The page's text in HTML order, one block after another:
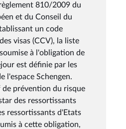
810/2009 du
et du Conseil du
un code
visas (CCV), la liste
à l'obligation de
est définie par les
l'espace Schengen.
prévention du risque
des ressortissants
ressortissants d'Etats
à cette obligation,